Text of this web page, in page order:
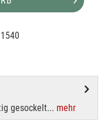
gesockelt... mehr